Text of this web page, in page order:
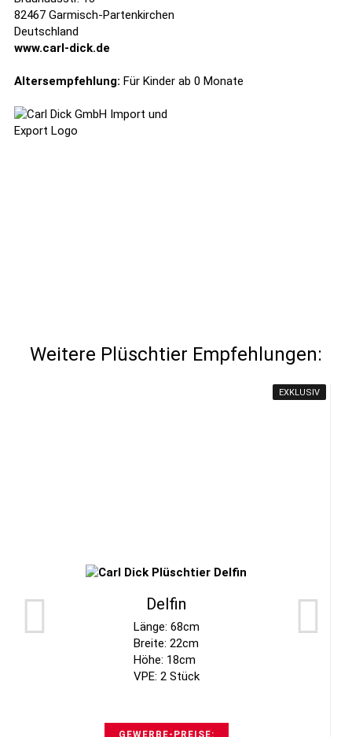
82467 Garmisch-Partenkirchen
Deutschland
www.carl-dick.de
Altersempfehlung: Für Kinder ab 0 Monate
Weitere Plüschtier Empfehlungen:
EXKLUSIV
Delfin
Länge: 68cm
Breite: 22cm
Höhe: 18cm
VPE: 2 Stück
GEWERBE-PREISE: